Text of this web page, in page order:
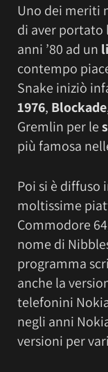
Uno dei meriti
di aver portato
anni ’80 ad un
contempo
Snake iniziò
1976, Blockade
Gremlin per le
più famosa
Poi si è
moltissime
Commodore
nome di
programma
anche la
telefonini
negli anni
versioni per